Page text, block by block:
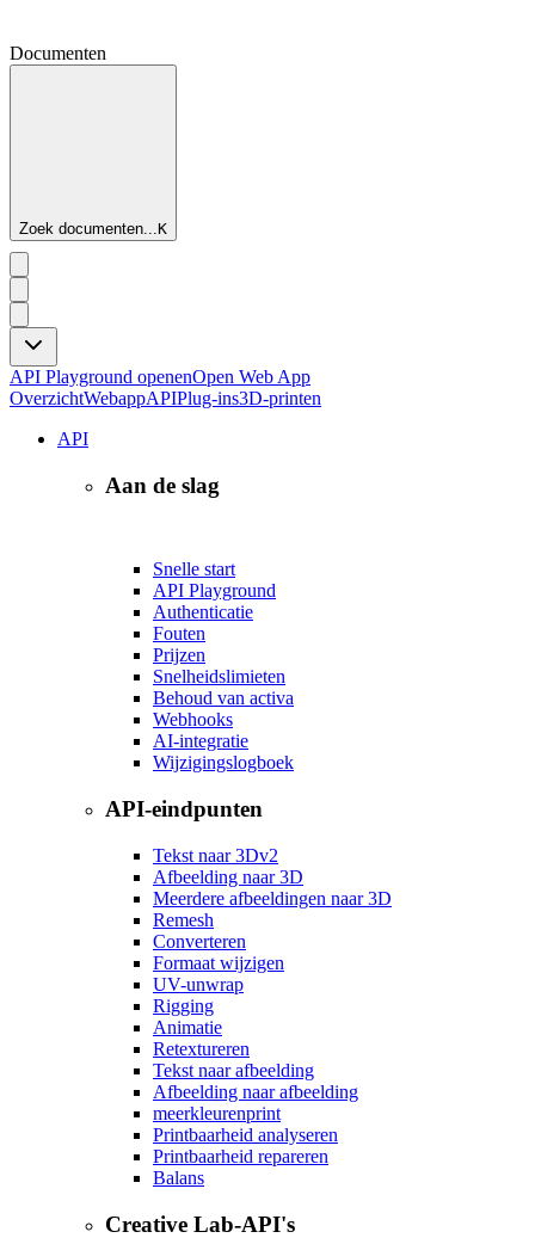
Documenten
Zoek documenten...K
API Playground openenOpen Web App
OverzichtWebappAPIPlug-ins3D-printen
API
Aan de slag
Snelle start
API Playground
Authenticatie
Fouten
Prijzen
Snelheidslimieten
Behoud van activa
Webhooks
AI-integratie
Wijzigingslogboek
API-eindpunten
Tekst naar 3Dv2
Afbeelding naar 3D
Meerdere afbeeldingen naar 3D
Remesh
Converteren
Formaat wijzigen
UV-unwrap
Rigging
Animatie
Retextureren
Tekst naar afbeelding
Afbeelding naar afbeelding
meerkleurenprint
Printbaarheid analyseren
Printbaarheid repareren
Balans
Creative Lab-API's